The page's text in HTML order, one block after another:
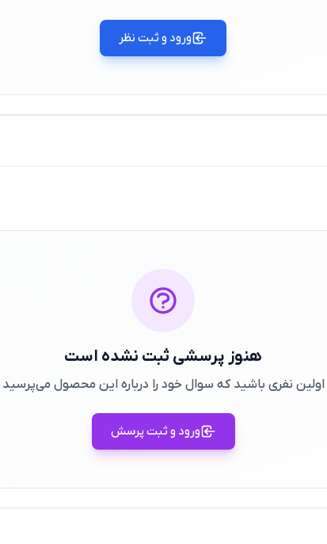
ورود و ثبت نظر
هنوز پرسشی ثبت نشده است
اولین نفری باشید که سوال خود را درباره این محصول می‌پرسید
ورود و ثبت پرسش